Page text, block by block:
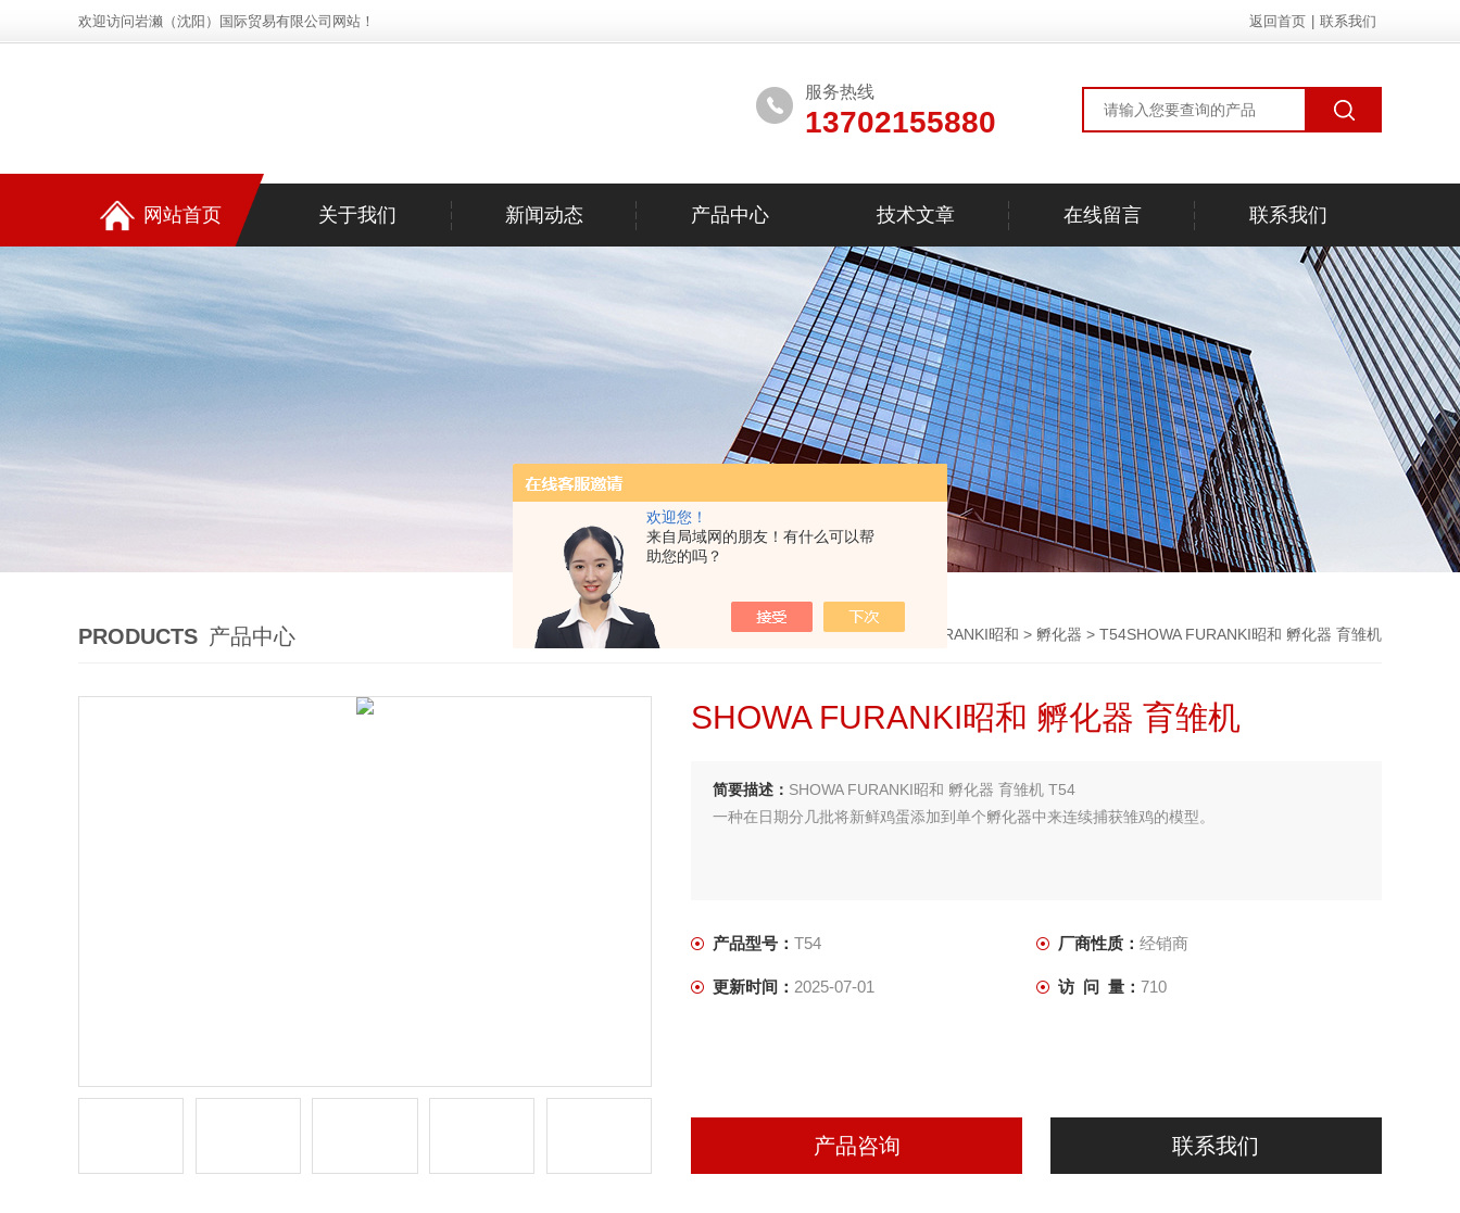
欢迎您！
来自局域网的朋友！有什么可以帮
助您的吗？
欢迎访问岩濑（沈阳）国际贸易有限公司网站！ 返回首页 联系我们
服务热线
13702155880
网站首页 关于我们 新闻动态 产品中心 技术文章 在线留言 联系我们
PRODUCTS 产品中心 首页>产品中心>SHOWA FURANKI昭和 > 孵化器 > T54SHOWA FURANKI昭和 孵化器 育雏机
SHOWA FURANKI昭和 孵化器 育雏机
简要描述： SHOWA FURANKI昭和 孵化器 育雏机 T54
一种在日期分几批将新鲜鸡蛋添加到单个孵化器中来连续捕获雏鸡的模型。
产品型号： T54 厂商性质： 经销商
更新时间： 2025-07-01 访 问 量： 710
产品咨询 联系我们